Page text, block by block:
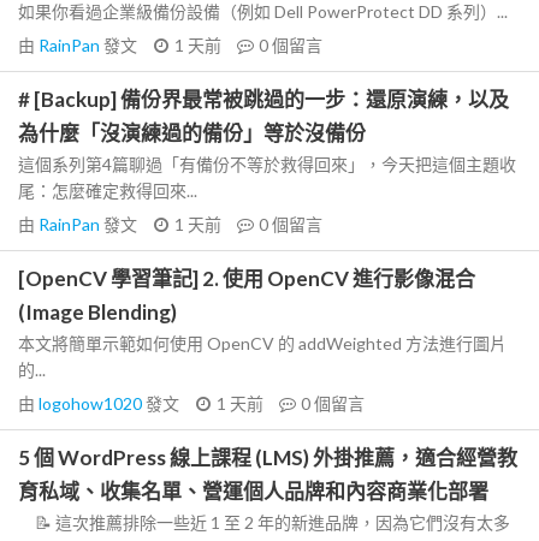
如果你看過企業級備份設備（例如 Dell PowerProtect DD 系列）...
由 RainPan 發文 1 天前 0個留言
# [Backup] 備份界最常被跳過的一步：還原演練，以及
為什麼「沒演練過的備份」等於沒備份
這個系列第4篇聊過「有備份不等於救得回來」，今天把這個主題收
尾：怎麼確定救得回來...
由 RainPan 發文 1 天前 0個留言
[OpenCV 學習筆記] 2. 使用 OpenCV 進行影像混合
(Image Blending)
本文將簡單示範如何使用 OpenCV 的 addWeighted 方法進行圖片
的...
由 logohow1020發文 1 天前 0個留言
5 個 WordPress 線上課程 (LMS) 外掛推薦，適合經營教
育私域、收集名單、營運個人品牌和內容商業化部署
📝 這次推薦排除一些近 1 至 2 年的新進品牌，因為它們沒有太多